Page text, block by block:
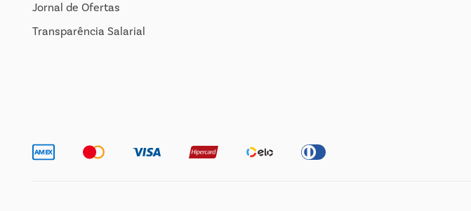
Jornal de Ofertas
Transparência Salarial